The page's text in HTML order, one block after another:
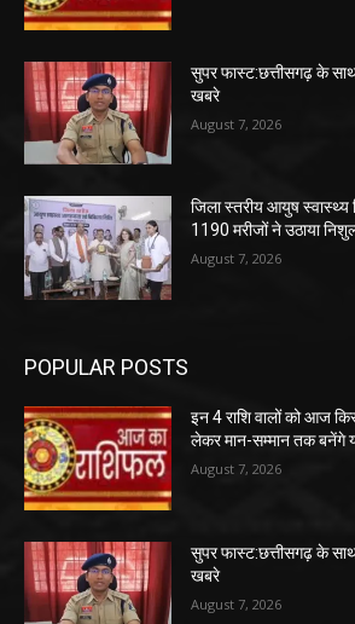
सुपर फास्ट:छत्तीसगढ़ के
खबरे
August 7, 2026
जिला स्तरीय आयुष स्वास्थ्य
1190 मरीजों ने उठाया
August 7, 2026
POPULAR POSTS
इन 4 राशि वालों को आज
लेकर मान-सम्मान तक बनेंगे
August 7, 2026
सुपर फास्ट:छत्तीसगढ़ के
खबरे
August 7, 2026